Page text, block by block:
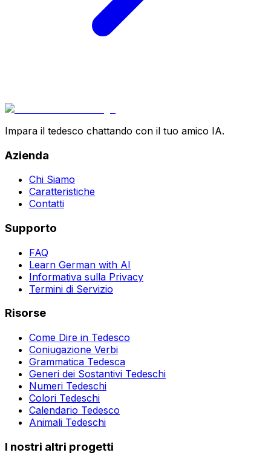
Impara il tedesco chattando con il tuo amico IA.
Azienda
Chi Siamo
Caratteristiche
Contatti
Supporto
FAQ
Learn German with AI
Informativa sulla Privacy
Termini di Servizio
Risorse
Come Dire in Tedesco
Coniugazione Verbi
Grammatica Tedesca
Generi dei Sostantivi Tedeschi
Numeri Tedeschi
Colori Tedeschi
Calendario Tedesco
Animali Tedeschi
I nostri altri progetti